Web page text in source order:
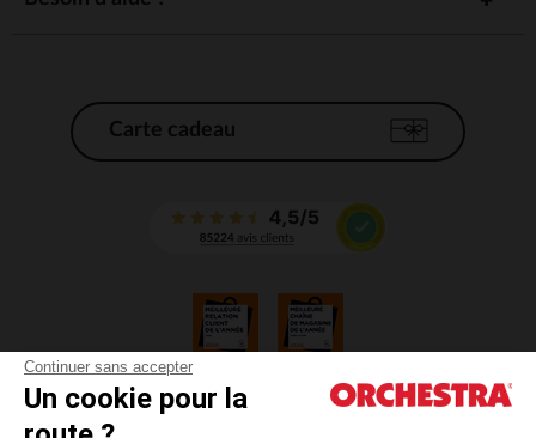
Continuer sans accepter
Un cookie pour la
Carte cadeau